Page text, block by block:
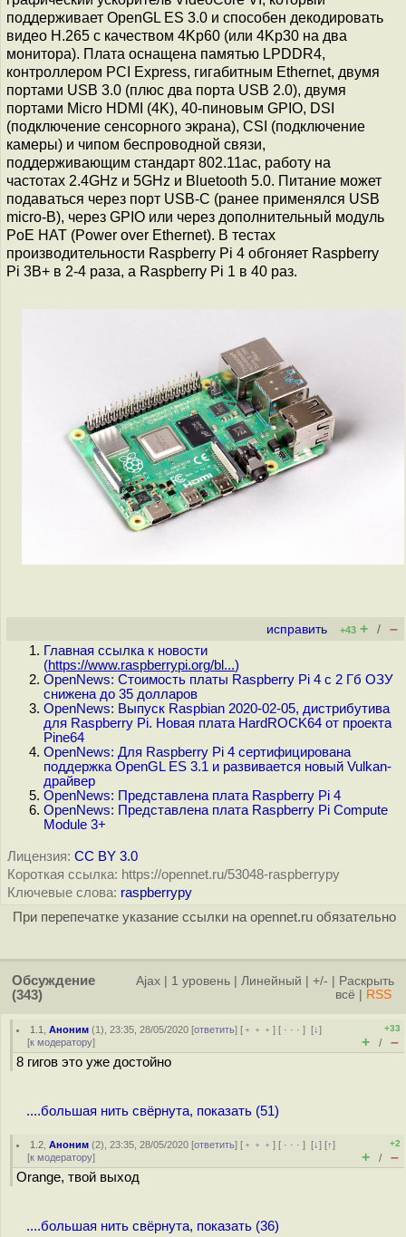
поддерживает OpenGL ES 3.0 и способен декодировать
видео H.265 с качеством 4Kp60 (или 4Kp30 на два
монитора). Плата оснащена памятью LPDDR4,
контроллером PCI Express, гигабитным Ethernet, двумя
портами USB 3.0 (плюс два порта USB 2.0), двумя
портами Micro HDMI (4K), 40-пиновым GPIO, DSI
(подключение сенсорного экрана), CSI (подключение
камеры) и чипом беспроводной связи,
поддерживающим стандарт 802.11ac, работу на
частотах 2.4GHz и 5GHz и Bluetooth 5.0. Питание может
подаваться через порт USB-C (ранее применялся USB
micro-B), через GPIO или через дополнительный модуль
PoE HAT (Power over Ethernet). В тестах
производительности Raspberry Pi 4 обгоняет Raspberry
Pi 3B+ в 2-4 раза, а Raspberry Pi 1 в 40 раз.
исправить +43 + / –
Главная ссылка к новости
(https://www.raspberrypi.org/bl...)
OpenNews: Стоимость платы Raspberry Pi 4 с 2 Гб ОЗУ
снижена до 35 долларов
OpenNews: Выпуск Raspbian 2020-02-05, дистрибутива
для Raspberry Pi. Новая плата HardROCK64 от проекта
Pine64
OpenNews: Для Raspberry Pi 4 сертифицирована
поддержка OpenGL ES 3.1 и развивается новый Vulkan-
драйвер
OpenNews: Представлена плата Raspberry Pi 4
OpenNews: Представлена плата Raspberry Pi Compute
Module 3+
Лицензия: CC BY 3.0
Короткая ссылка: https://opennet.ru/53048-raspberrypy
Ключевые слова: raspberrypy
При перепечатке указание ссылки на opennet.ru обязательно
Обсуждение
(343)
Ajax 1 уровень Линейный +/-
Раскрыть
всё
RSS
1.1 ,Аноним (1), 23:35, 28/05/2020 [ответить] [ ﹢﹢﹢] [ · · ·][↓]
[к модератору]
+33
+ / –
8 гигов это уже достойно
....большая нить свёрнута, показать (51)
1.2 ,Аноним (2), 23:35, 28/05/2020 [ответить] [ ﹢﹢﹢] [ · · ·][↓] [↑]
[к модератору]
+2
+ / –
Orange, твой выход
....большая нить свёрнута, показать (36)